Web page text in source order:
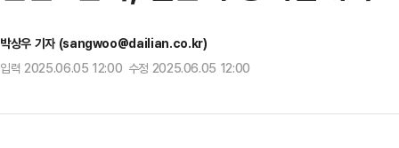
박상우 기자 (sangwoo@dailian.co.kr)
입력 2025.06.05 12:00 수정 2025.06.05 12:00